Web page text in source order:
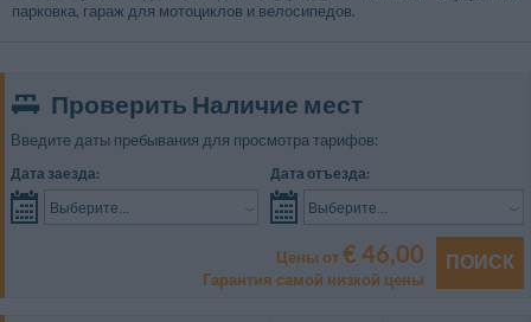
парковка, гараж для мотоциклов и велосипедов.
Проверить Наличие мест
Введите даты пребывания для просмотра тарифов:
Дата заезда:
Выберите...
Дата отъезда:
Выберите...
Цены от€ 46,00
Гарантия самой низкой цены
ПОИСК